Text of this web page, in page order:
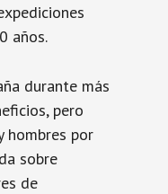
años.
durante más
pero
hombres por
sobre
de